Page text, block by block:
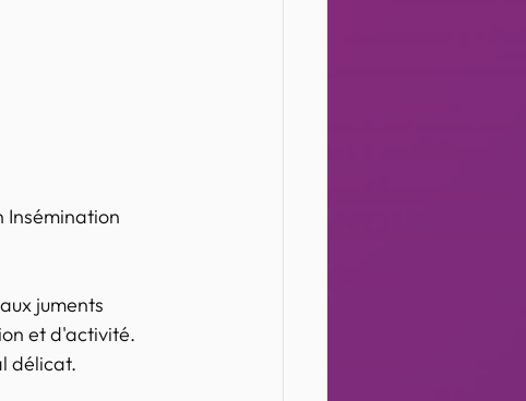
Insémination
juments
et d'activité.
délicat.